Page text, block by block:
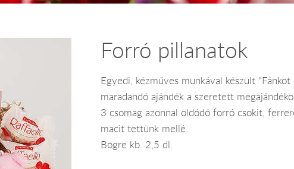
Forró pillanatok
Egyedi, kézműves munkával készült
maradandó ajándék a szeretett
3 csomag azonnal oldódó forró csokit,
macit tettünk mellé.
Bögre kb. 2,5 dl.